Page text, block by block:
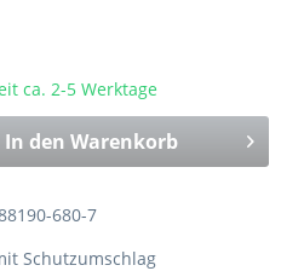
ca. 2-5 Werktage
In den Warenkorb
680-7
Schutzumschlag